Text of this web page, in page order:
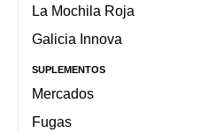
La Mochila Roja
Galicia Innova
SUPLEMENTOS
Mercados
Fugas